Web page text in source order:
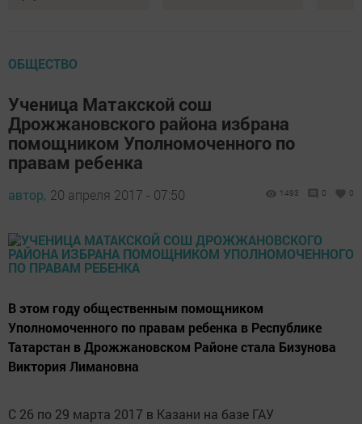
ОБЩЕСТВО
Ученица Матакской сош
Дрожжановского района избрана
помощником Уполномоченного по
правам ребенка
автор, 20 апреля 2017 - 07:50 1493 0 0
В этом году общественным помощником
Уполномоченного по правам ребенка в Республике
Татарстан в Дрожжановском Районе стала Бизунова
Виктория Лимановна
С 26 по 29 марта 2017 в Казани на базе ГАУ